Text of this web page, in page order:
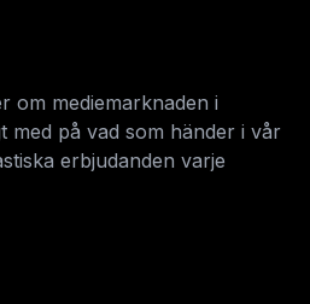
om mediemarknaden i
med på vad som händer i vår
erbjudanden varje